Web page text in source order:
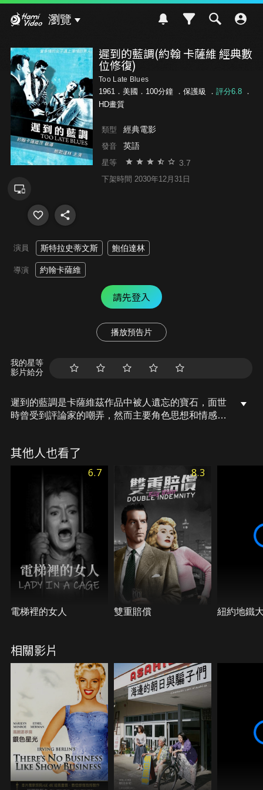
瀏覽
遲到的藍調(約翰 卡薩維 經典數
位修復)
Too Late Blues
1961．美國．100分鐘 ． 保護級 ． 評分6.8．
HD畫質
類型 經典電影
發音 英語
星等 3.7
下架時間 2030年12月31日
演員 斯特拉史蒂文斯 鮑伯達林
導演 約翰卡薩維
請先登入
播放預告片
我的星等
影片給分
遲到的藍調是卡薩維茲作品中被人遺忘的寶石，面世
時曾受到評論家的嘲弄，然而主要角色思想和情感的
公古斯特和他的樂隊在公園和孤兒院表演，他不願意
接任何有損於作為樂手自尊心的活，因而也無法與成
功沾上邊。
其他人也看了
6.7
電梯裡的女人
8.3
雙重賠償 紐約地鐵
相關影片